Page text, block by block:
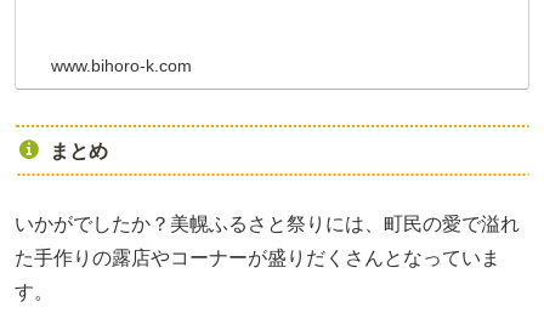
www.bihoro-k.com
まとめ
いかがでしたか？美幌ふるさと祭りには、町民の愛で溢れ
た手作りの露店やコーナーが盛りだくさんとなっていま
す。